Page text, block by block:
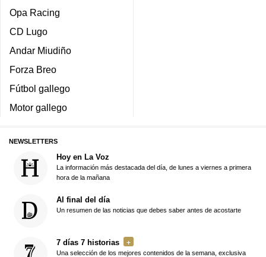
Opa Racing
CD Lugo
Andar Miudiño
Forza Breo
Fútbol gallego
Motor gallego
NEWSLETTERS
Hoy en La Voz
La información más destacada del día, de lunes a viernes a primera
hora de la mañana
Al final del día
Un resumen de las noticias que debes saber antes de acostarte
7 días 7 historias
Una selección de los mejores contenidos de la semana, exclusiva